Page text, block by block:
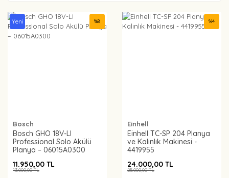
Yeni
Bosch
Bosch GHO 18V-LI
Professional Solo Akülü
Planya – 06015A0300
%8
11.950,00 TL
13.000,00 TL
Einhell
Einhell TC-SP 204 Planya
ve Kalınlık Makinesi -
4419955
%4
24.000,00 TL
25.000,00 TL